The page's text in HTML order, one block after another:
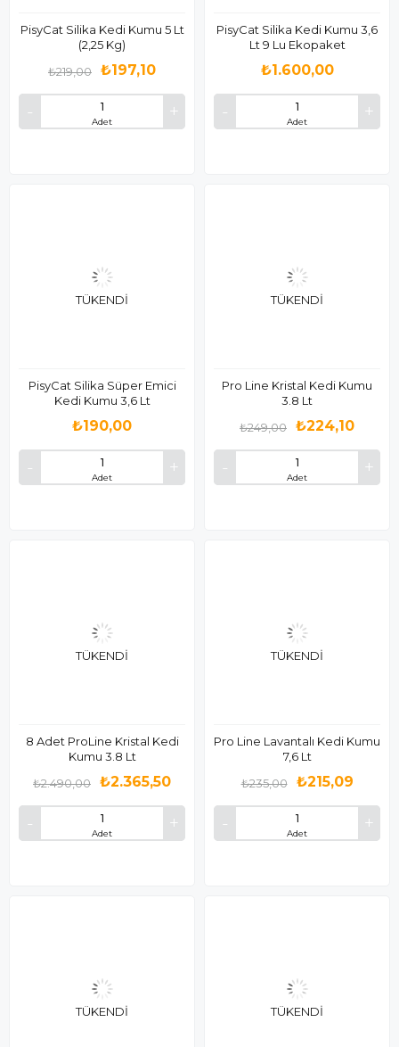
PisyCat Silika Kedi Kumu 5 Lt
(2,25 Kg)
Adet
₺197,10
₺219,00
PisyCat Silika Kedi Kumu 3,6
Lt 9 Lu Ekopaket
Adet
₺1.600,00
TÜKENDI
PisyCat Silika Süper Emici
Kedi Kumu 3,6 Lt
Adet
₺190,00
TÜKENDI
Pro Line Kristal Kedi Kumu
3.8 Lt
Adet
₺224,10
₺249,00
TÜKENDI
8 Adet ProLine Kristal Kedi
Kumu 3.8 Lt
Adet
₺2.365,50
₺2.490,00
TÜKENDI
Pro Line Lavantalı Kedi Kumu
7,6 Lt
Adet
₺215,09
₺235,00
TÜKENDI TÜKENDI